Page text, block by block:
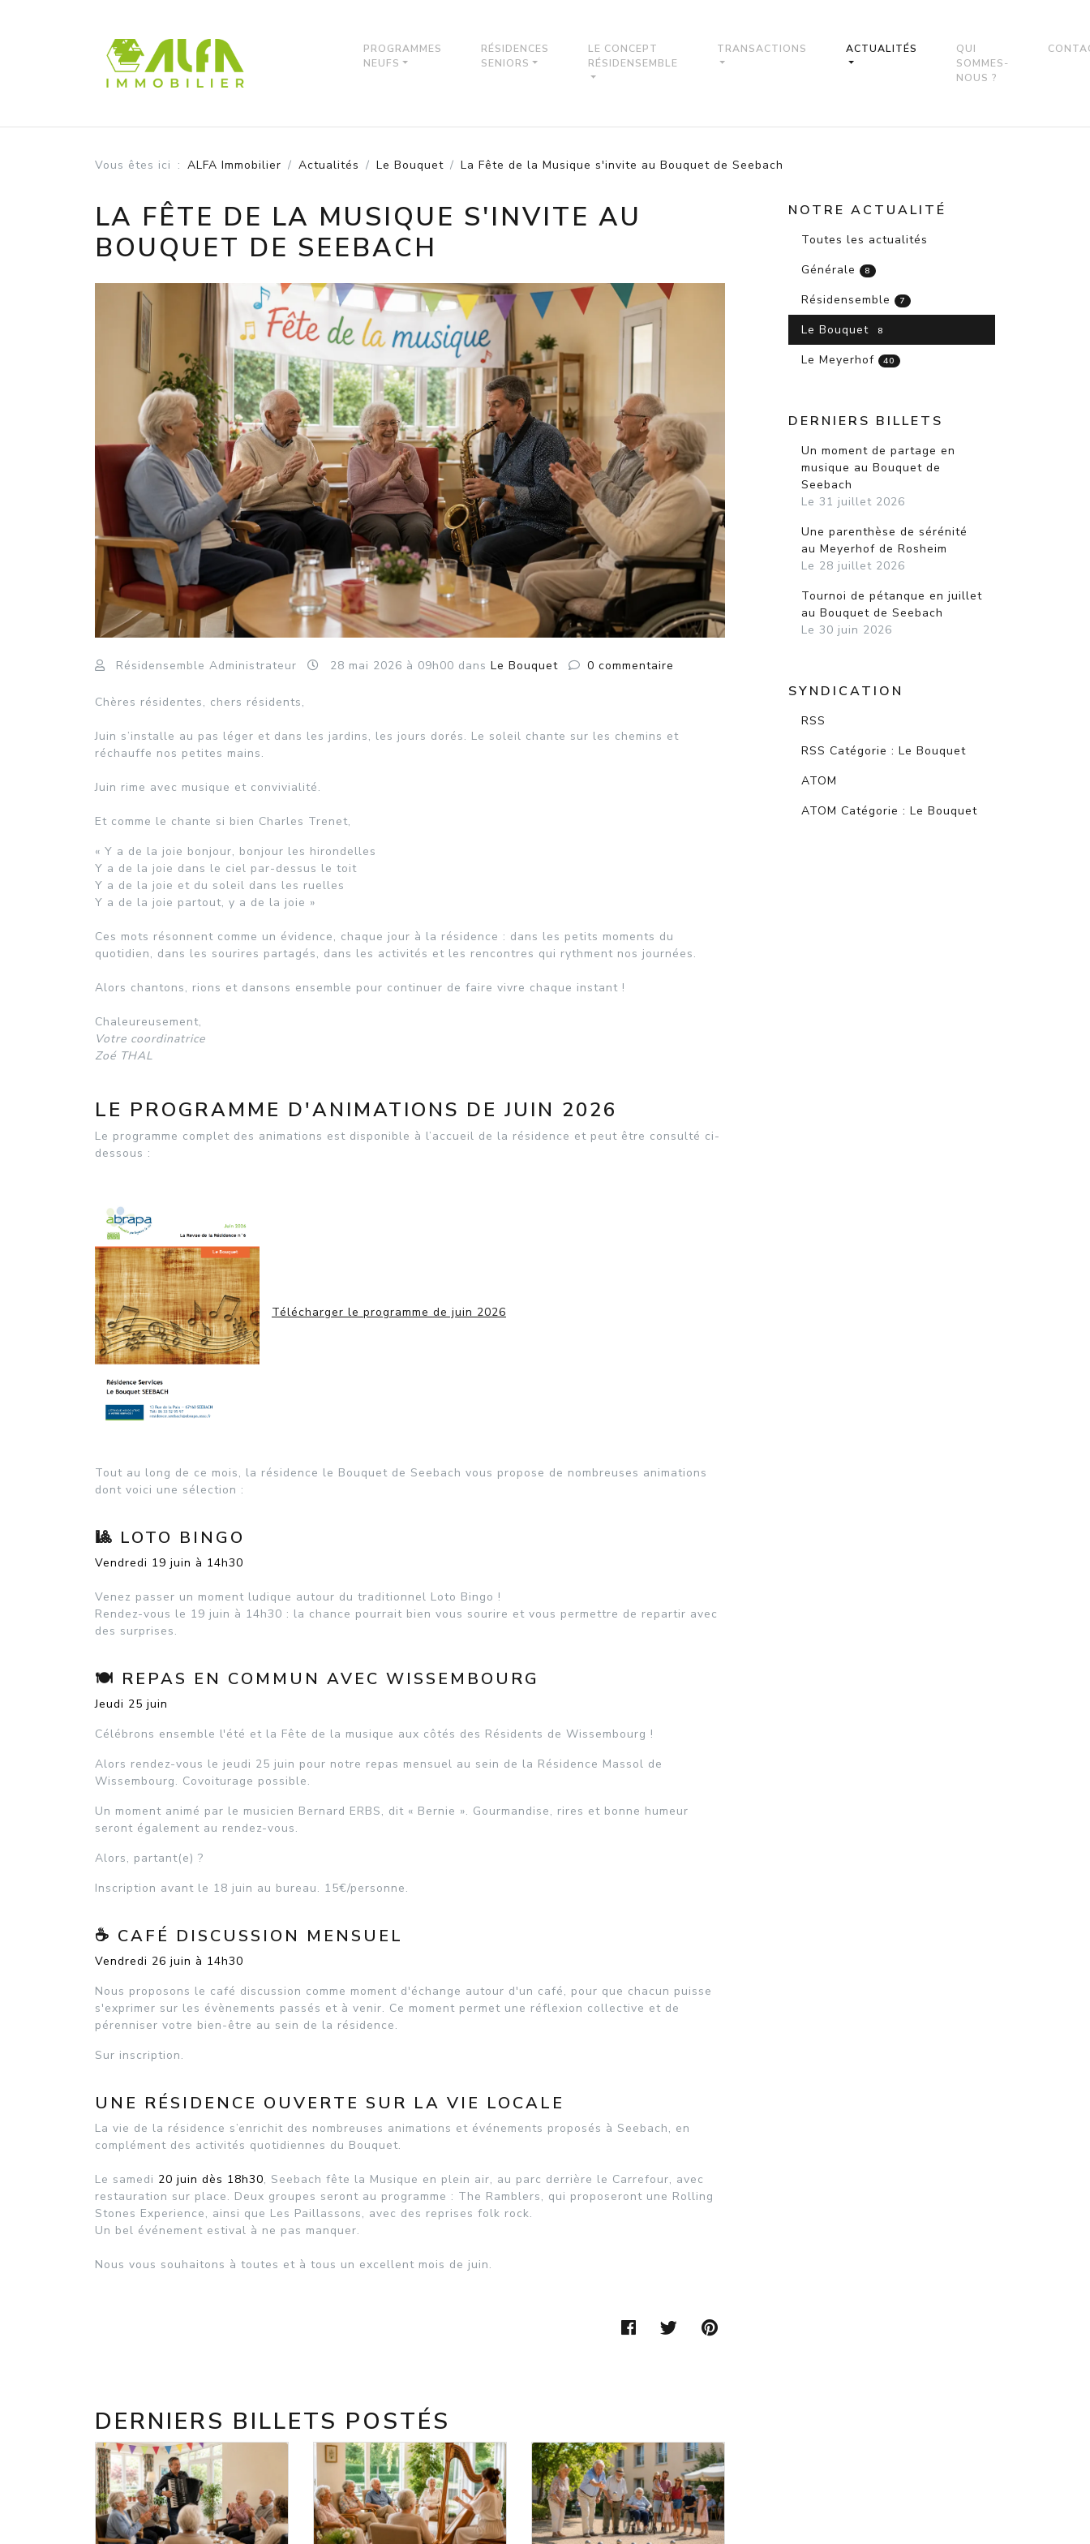
PROGRAMMES
NEUFS
RÉSIDENCES
SENIORS
LE CONCEPT
RÉSIDENSEMBLE
TRANSACTIONS ACTUALITÉS
QUI
SOMMES-
NOUS ?
Vous êtes ici ALFA Immobilier Actualités Le Bouquet La Fête de la Musique s'invite au Bouquet de Seebach
LA FÊTE DE LA MUSIQUE S'INVITE AU
BOUQUET DE SEEBACH
Résidensemble Administrateur 28 mai 2026 à 09h00 dans Le Bouquet 0 commentaire
Chères résidentes, chers résidents,
Juin s’installe au pas léger et dans les jardins, les jours dorés. Le soleil chante sur les chemins et
réchauffe nos petites mains.
Juin rime avec musique et convivialité.
Et comme le chante si bien Charles Trenet,
« Y a de la joie bonjour, bonjour les hirondelles
Y a de la joie dans le ciel par-dessus le toit
Y a de la joie et du soleil dans les ruelles
Y a de la joie partout, y a de la joie »
Ces mots résonnent comme un évidence, chaque jour à la résidence : dans les petits moments du
quotidien, dans les sourires partagés, dans les activités et les rencontres qui rythment nos journées.
Alors chantons, rions et dansons ensemble pour continuer de faire vivre chaque instant !
Chaleureusement,
Votre coordinatrice
Zoé THAL
LE PROGRAMME D'ANIMATIONS DE JUIN 2026
Le programme complet des animations est disponible à l’accueil de la résidence et peut être consulté ci-
dessous :
Télécharger le programme de juin 2026
Tout au long de ce mois, la résidence le Bouquet de Seebach vous propose de nombreuses animations
dont voici une sélection :
🎱 LOTO BINGO
Vendredi 19 juin à 14h30
Venez passer un moment ludique autour du traditionnel Loto Bingo !
Rendez-vous le 19 juin à 14h30 : la chance pourrait bien vous sourire et vous permettre de repartir avec
des surprises.
🍽️ REPAS EN COMMUN AVEC WISSEMBOURG
Jeudi 25 juin
Célébrons ensemble l'été et la Fête de la musique aux côtés des Résidents de Wissembourg !
Alors rendez-vous le jeudi 25 juin pour notre repas mensuel au sein de la Résidence Massol de
Wissembourg. Covoiturage possible.
Un moment animé par le musicien Bernard ERBS, dit « Bernie ». Gourmandise, rires et bonne humeur
seront également au rendez-vous.
Alors, partant(e) ?
Inscription avant le 18 juin au bureau. 15€/personne.
☕ CAFÉ DISCUSSION MENSUEL
Vendredi 26 juin à 14h30
Nous proposons le café discussion comme moment d'échange autour d'un café, pour que chacun puisse
s'exprimer sur les évènements passés et à venir. Ce moment permet une réflexion collective et de
pérenniser votre bien-être au sein de la résidence.
Sur inscription.
UNE RÉSIDENCE OUVERTE SUR LA VIE LOCALE
La vie de la résidence s’enrichit des nombreuses animations et événements proposés à Seebach, en
complément des activités quotidiennes du Bouquet.
Le samedi 20 juin dès 18h30, Seebach fête la Musique en plein air, au parc derrière le Carrefour, avec
restauration sur place. Deux groupes seront au programme : The Ramblers, qui proposeront une Rolling
Stones Experience, ainsi que Les Paillassons, avec des reprises folk rock.
Un bel événement estival à ne pas manquer.
Nous vous souhaitons à toutes et à tous un excellent mois de juin.
FACEBOOKTWITTER
DERNIERS BILLETS POSTÉS
NOTRE ACTUALITÉ
Toutes les actualités
Générale
8
Résidensemble 7
Le Bouquet 8
Le Meyerhof 40
DERNIERS BILLETS
Un moment de partage en
musique au Bouquet de
Seebach
Le 31 juillet 2026
Une parenthèse de sérénité
au Meyerhof de Rosheim
Le 28 juillet 2026
Tournoi de pétanque en juillet
au Bouquet de Seebach
Le 30 juin 2026
SYNDICATION
RSS
RSS Catégorie : Le Bouquet
ATOM
ATOM Catégorie : Le Bouquet